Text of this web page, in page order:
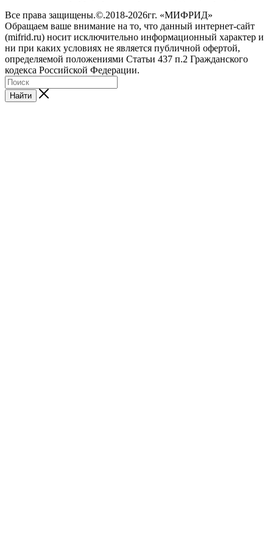
Все права защищены.©.2018-2026гг. «МИФРИД»
Обращаем ваше внимание на то, что данный интернет-сайт
(mifrid.ru) носит исключительно информационный характер и
ни при каких условиях не является публичной офертой,
определяемой положениями Статьи 437 п.2 Гражданского
кодекса Российской Федерации.
Найти